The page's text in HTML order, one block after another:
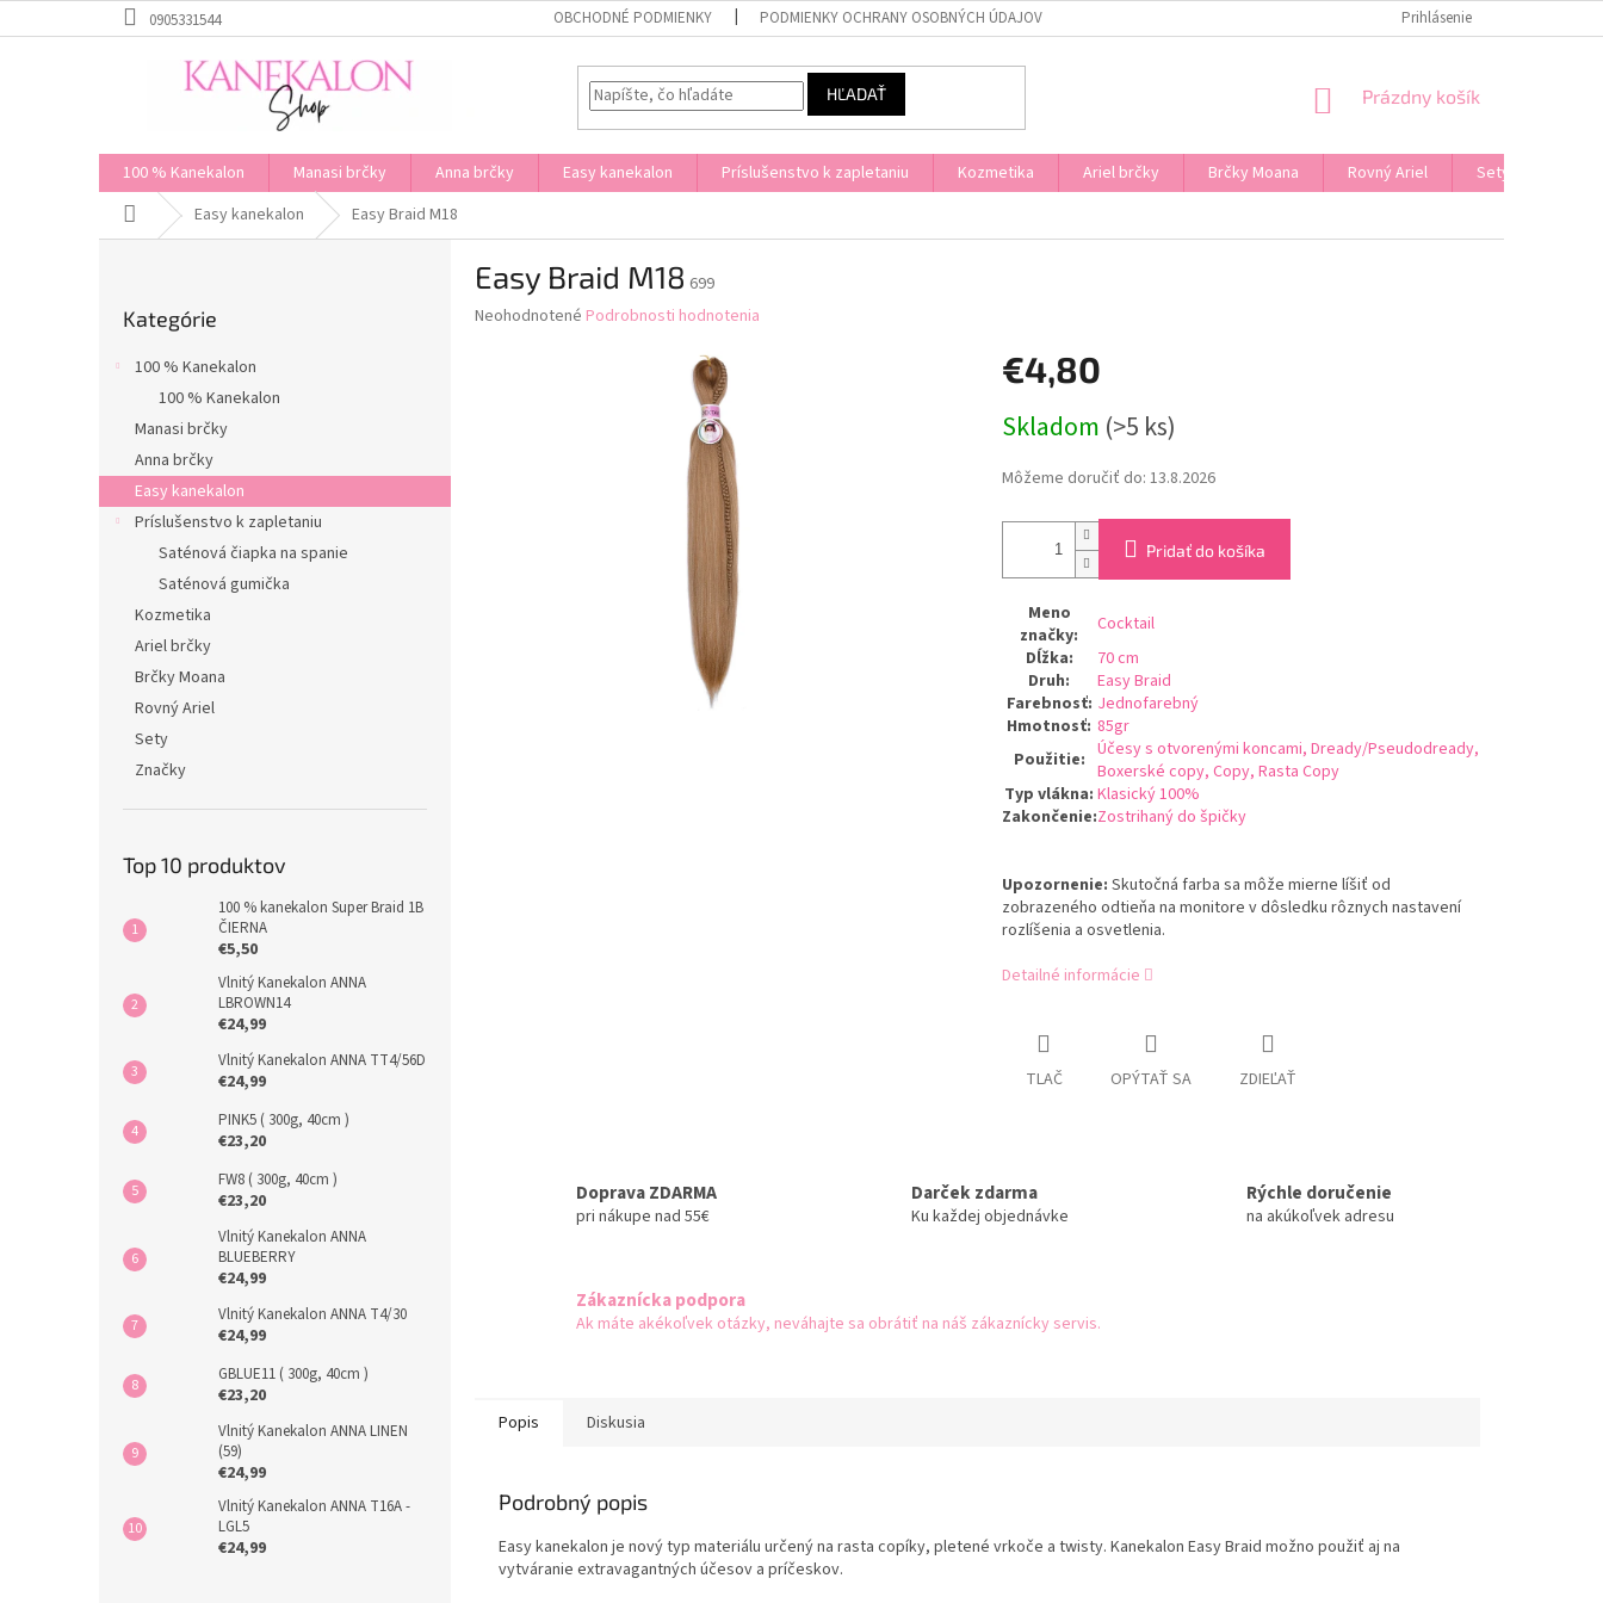
na
0905331544 OBCHODNÉ PODMIENKY PODMIENKY OCHRANY OSOBNÝCH ÚDAJOV Prihlásenie
HĽADAŤ
NÁKUPNÝ
Prázdny košík
100 % Kanekalon Manasi brčky Anna brčky Easy kanekalon Príslušenstvo k zapletaniu Kozmetika Ariel brčky Brčky Moana Rovný Ariel Sety
DomovEasy kanekalon Easy Braid M18
kategórie
Kategórie
100 % Kanekalon
100 % Kanekalon
Manasi brčky
Anna brčky
Easy kanekalon
Príslušenstvo k zapletaniu
Saténová čiapka na spanie
Saténová gumička
Kozmetika
Ariel brčky
Brčky Moana
Rovný Ariel
Sety
Značky
Top 10 produktov
100 % kanekalon Super Braid 1B
ČIERNA
€5,50
Vlnitý Kanekalon ANNA
LBROWN14
€24,99
Vlnitý Kanekalon ANNA TT4/56D
€24,99
PINK5 ( 300g, 40cm )
€23,20
FW8 ( 300g, 40cm )
€23,20
Vlnitý Kanekalon ANNA
BLUEBERRY
€24,99
Vlnitý Kanekalon ANNA T4/30
€24,99
GBLUE11 ( 300g, 40cm )
€23,20
Vlnitý Kanekalon ANNA LINEN
(59)
€24,99
Vlnitý Kanekalon ANNA T16A -
LGL5
€24,99
Easy Braid M18 699
Priemerné
Neohodnotené Podrobnosti hodnotenia
€4,80
cena:
Skladom (>5 ks)
Môžeme doručiť do: 13.8.2026
Pridať do košíka
Meno
značky:
Cocktail
Dĺžka:
70 cm
Druh:
Easy Braid
Farebnosť: Jednofarebný
Hmotnosť: 85gr
Použitie: Účesy s otvorenými koncami, Dready/Pseudodready,
Boxerské copy, Copy, Rasta Copy
Typ vlákna: Klasický 100%
Zakončenie:Zostrihaný do špičky
Upozornenie: Skutočná farba sa môže mierne líšiť od
zobrazeného odtieňa na monitore v dôsledku rôznych nastavení
rozlíšenia a osvetlenia.
Detailné informácie
TLAČ OPÝTAŤ SA ZDIEĽAŤ
Doprava ZDARMA
pri nákupe nad 55€
Darček zdarma
Ku každej objednávke
Rýchle doručenie
na akúkoľvek adresu
Zákaznícka podpora
Ak máte akékoľvek otázky, neváhajte sa obrátiť na náš zákaznícky servis.
Popis Diskusia
Podrobný popis
Easy kanekalon je nový typ materiálu určený na rasta copíky, pletené vrkoče a twisty. Kanekalon Easy Braid možno použiť aj na
vytváranie extravagantných účesov a príčeskov.